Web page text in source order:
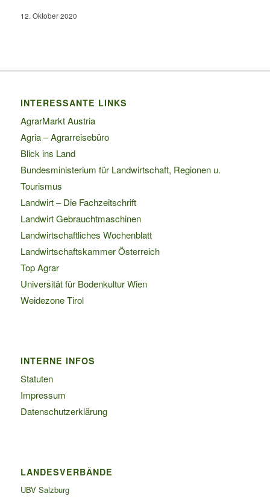
12. Oktober 2020
INTERESSANTE LINKS
AgrarMarkt Austria
Agria – Agrarreisebüro
Blick ins Land
Bundesministerium für Landwirtschaft, Regionen u.
Tourismus
Landwirt – Die Fachzeitschrift
Landwirt Gebrauchtmaschinen
Landwirtschaftliches Wochenblatt
Landwirtschaftskammer Österreich
Top Agrar
Universität für Bodenkultur Wien
Weidezone Tirol
INTERNE INFOS
Statuten
Impressum
Datenschutzerklärung
LANDESVERBÄNDE
UBV Salzburg